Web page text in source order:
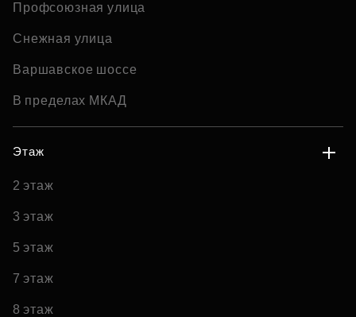
Профсоюзная улица
Снежная улица
Варшавское шоссе
В пределах МКАД
Этаж
2 этаж
3 этаж
5 этаж
7 этаж
8 этаж